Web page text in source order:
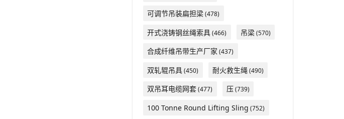
可调节吊装扁担梁(478)
开式浇铸钢丝绳索具(466) 吊梁(570)
合成纤维吊带生产厂家 (437)
双轧辊吊具(450) 耐火救生绳(490)
双吊耳电缆网套(477) 压(739)
100 Tonne Round Lifting Sling (752)